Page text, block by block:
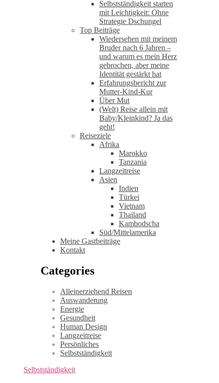
Selbstständigkeit starten
mit Leichtigkeit: Ohne
Strategie Dschungel
Top Beiträge
Wiedersehen mit meinem
Bruder nach 6 Jahren –
und warum es mein Herz
gebrochen, aber meine
Identität gestärkt hat
Erfahrungsbericht zur
Mutter-Kind-Kur
Über Mut
(Welt) Reise allein mit
Baby/Kleinkind? Ja das
geht!
Reiseziele
Afrika
Marokko
Tanzania
Langzeitreise
Asien
Indien
Türkei
Vietnam
Thailand
Kambodscha
Süd/Mittelamerika
Meine Gastbeiträge
Kontakt
Categories
Alleinerziehend Reisen
Auswanderung
Energie
Gesundheit
Human Design
Langzeitreise
Persönliches
Selbstständigkeit
Selbstständigkeit